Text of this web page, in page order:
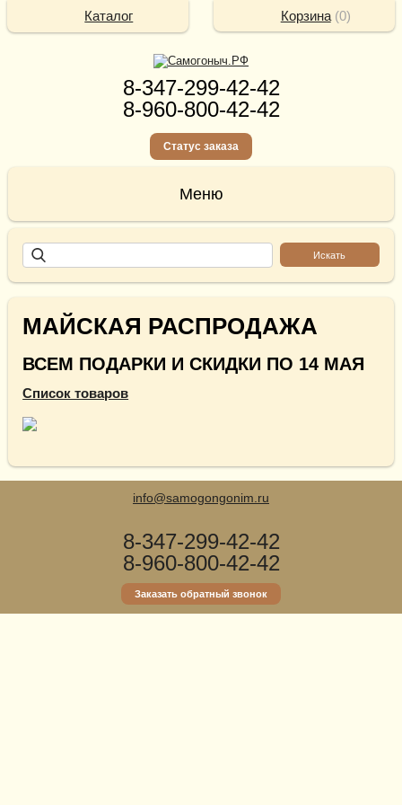
8-347-299-42-42
8-960-800-42-42
Статус заказа
МАЙСКАЯ РАСПРОДАЖА
ВСЕМ ПОДАРКИ И СКИДКИ ПО 14 МАЯ
Список товаров
info@samogongonim.ru
8-347-299-42-42
8-960-800-42-42
Заказать обратный звонок
Корзина(0)
Каталог